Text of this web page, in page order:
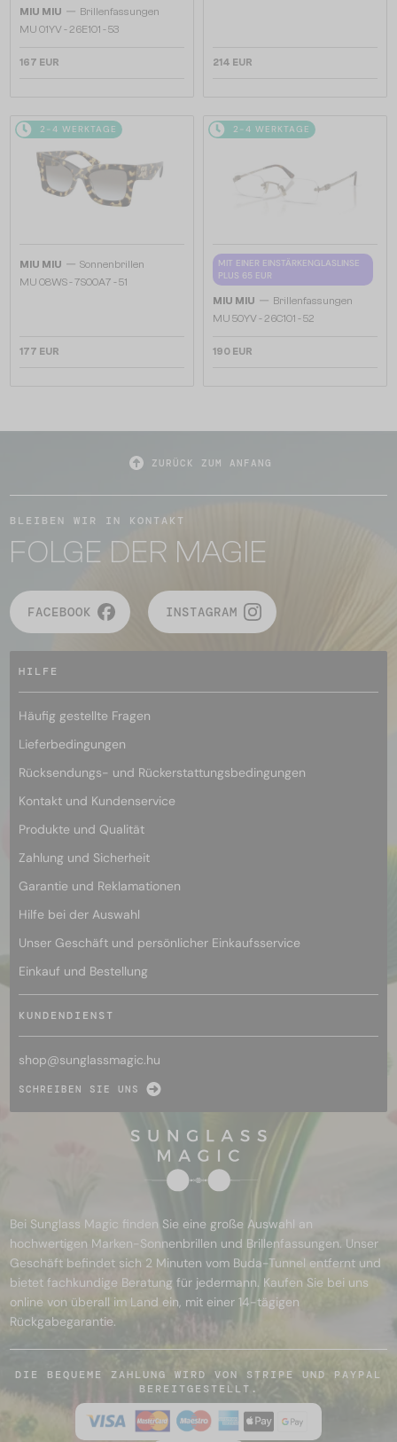
MIU MIU — Brillenfassungen
MU 01YV - 26E1O1 - 53
167 EUR 214 EUR
2-4 WERKTAGE
MIU MIU — Sonnenbrillen
MU 08WS - 7S00A7 - 51
177 EUR
2-4 WERKTAGE
MIT EINER EINSTÄRKENGLASLINSE
PLUS 65 EUR
MIU MIU — Brillenfassungen
MU 50YV - 26C1O1 - 52
190 EUR
ZURÜCK ZUM ANFANG
BLEIBEN WIR IN KONTAKT
FOLGE DER MAGIE
FACEBOOK INSTAGRAM
HILFE
Häufig gestellte Fragen
Lieferbedingungen
Rücksendungs- und Rückerstattungsbedingungen
Kontakt und Kundenservice
Produkte und Qualität
Zahlung und Sicherheit
Garantie und Reklamationen
Hilfe bei der Auswahl
Unser Geschäft und persönlicher Einkaufsservice
Einkauf und Bestellung
KUNDENDIENST
shop@sunglassmagic.hu
SCHREIBEN SIE UNS
Bei Sunglass Magic finden Sie eine große Auswahl an
hochwertigen Marken-Sonnenbrillen und Brillenfassungen. Unser
Geschäft befindet sich 2 Minuten vom Buda-Tunnel entfernt und
bietet fachkundige Beratung für jedermann. Kaufen Sie bei uns
online von überall im Land ein, mit einer 14-tägigen
Rückgabegarantie.
DIE BEQUEME ZAHLUNG WIRD VON STRIPE UND PAYPAL
BEREITGESTELLT.